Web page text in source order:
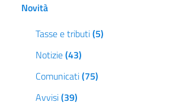
Novità
Tasse e tributi(5)
Notizie(43)
Comunicati(75)
Avvisi(39)